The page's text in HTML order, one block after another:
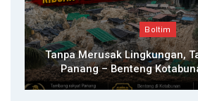
Boltim
Tanpa Merusak Lingkungan,
Panang – Benteng